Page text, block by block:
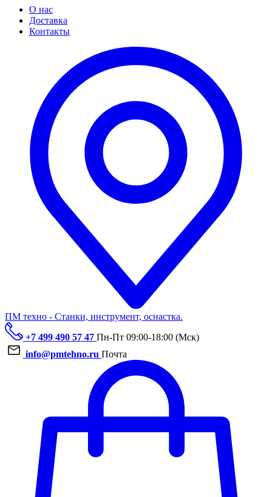
О нас
Доставка
Контакты
ПМ техно - Станки, инструмент, оснастка.
+7 499 490 57 47 Пн-Пт 09:00-18:00 (Мск)
info@pmtehno.ru Почта